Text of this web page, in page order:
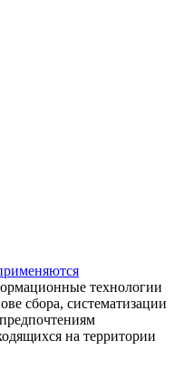
технологии
сбора, систематизации
на территории